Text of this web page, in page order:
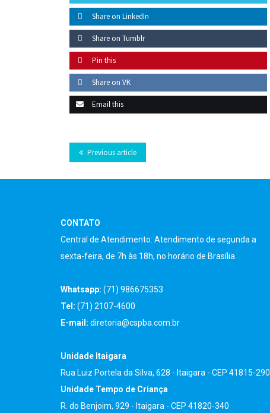
Share on LinkedIn
Share on Tumblr
Pin this
Share on VK
Email this
Previous article
CONTATO
Central de Atendimento: Atendimento de segunda a
sexta-feira, de 7h às 18h, no horário de Brasília.
Whatsapp: (71) 986675353
Tel: (71) 2107-4600
E-mail: diretoria@cspba.com.br
Unidade Itaigara
Rua Luiz Portela da Silva, 628 - Itaigara - CEP 41815-290
Unidade Tempo de Criança
R. do Benjoim, 929 - Itaigara - CEP 41820-340